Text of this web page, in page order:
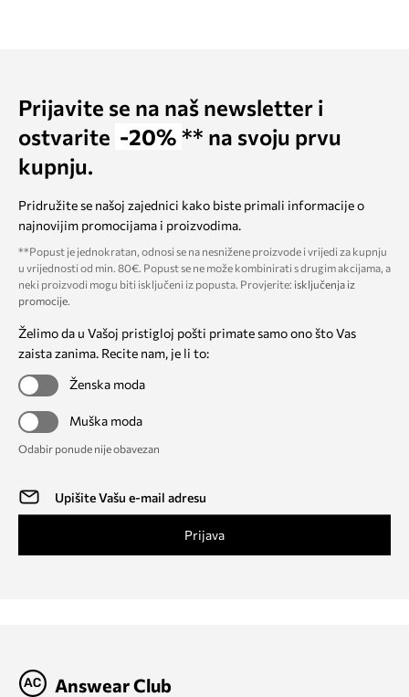
Prijavite se na naš newsletter i
ostvarite -20% ** na svoju prvu
kupnju.
Pridružite se našoj zajednici kako biste primali informacije o
najnovijim promocijama i proizvodima.
**Popust je jednokratan, odnosi se na nesnižene proizvode i vrijedi za kupnju
u vrijednosti od min. 80€. Popust se ne može kombinirati s drugim akcijama, a
neki proizvodi mogu biti isključeni iz popusta. Provjerite: isključenja iz
promocije.
Želimo da u Vašoj pristigloj pošti primate samo ono što Vas
zaista zanima. Recite nam, je li to:
Ženska moda
Muška moda
Odabir ponude nije obavezan
Prijava
Answear Club